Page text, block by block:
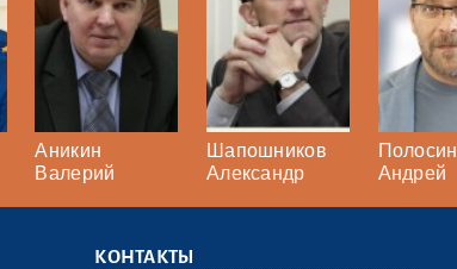
Аникин
Валерий
Шапошников
Александр
Полосин
Андрей
КОНТАКТЫ